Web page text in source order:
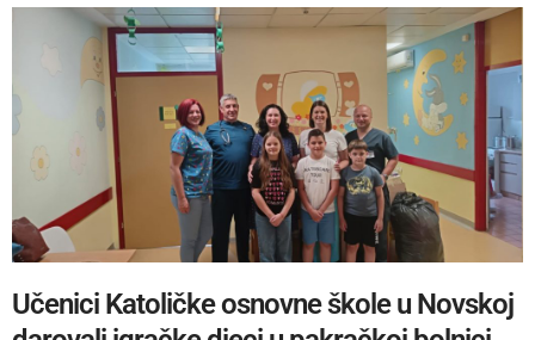
Učenici Katoličke osnovne škole u Novskoj